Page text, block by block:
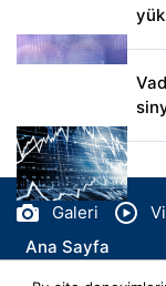
Galeri
Ana Sayfa